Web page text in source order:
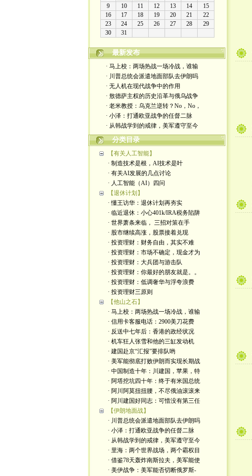
最新发布
· 马上校：两场热战一场冷战，谁输
· 川普总统会派遣地面部队去伊朗吗
· 无人机在现代战争中的作用
· 敖德萨主权的历史沿革与俄乌战争
· 老米教授：乌克兰逆转？No，No，
· 小泽：打通欧亚战争的任督二脉
· 从韩战学到的戒律，美军遵守至今
分类目录
【有关人工智能】
· 制造技术是根，AI技术是叶
· 有关AI发展的几点讨论
· 人工智能（AI）四问
【退休计划】
· 懂王访华：退休计划再夯实
· 临近退休：小心401k/IRA税务陷阱
· 世界萧条来临， 三招对策在手
· 股市继续高涨，股票接着兑现
· 投资理财：财务自由，其实不难
· 投资理财：市场不确定，现金才为
· 投资理财：大兵团与游击队
· 投资理财：你最好的朋友就是。。
· 投资理财：低调奢华与浮夸浪费
· 投资理财三原则
【他山之石】
· 马上校：两场热战一场冷战，谁输
· 信用卡客服电话：2900美刀花费
· 反送中七年后：香港的政经状况
· 机车狂人张雪和他的三缸发动机
· 建国赴京“汇报”要排队哟
· 美军能彻底打败伊朗而实现长期战
· 中国制造十年：川建国，苹果，特
· 阿塔挖坑四十年：终于有米国总统
· 阿川阿莫扭扭腰，不尽俄油滚滚来
· 阿川建国好同志：可惜没有第三任
【伊朗地面战】
· 川普总统会派遣地面部队去伊朗吗
· 小泽：打通欧亚战争的任督二脉
· 从韩战学到的戒律，美军遵守至今
· 里海：两个世界战场，两个霸权目
· 借鉴78天轰炸南斯拉夫，美军能使
· 美伊战争：美军能否切断俄罗斯-